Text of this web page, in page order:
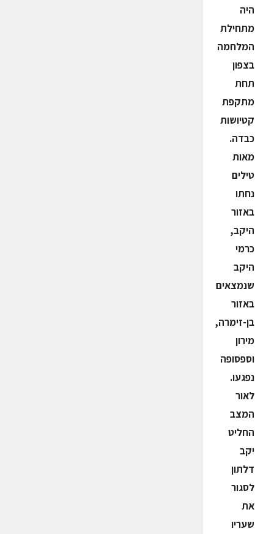
היה
מתחילת
המלחמה
בצפון
תחת
מתקפת
קטיושות
כבדה.
מאות
טילים
נחתו
באזור
היקב,
כרמי
היקב
שנמצאים
באזור
בן-זימרה,
מירון
וספסופה
נפגעו.
לאור
המצב
החליט
יקב
דלתון
לסגור
את
שעריו